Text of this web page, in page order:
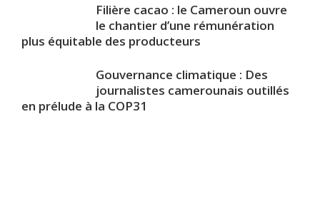
Filière cacao : le Cameroun ouvre
le chantier d’une rémunération
plus équitable des producteurs
Gouvernance climatique : Des
journalistes camerounais outillés
en prélude à la COP31